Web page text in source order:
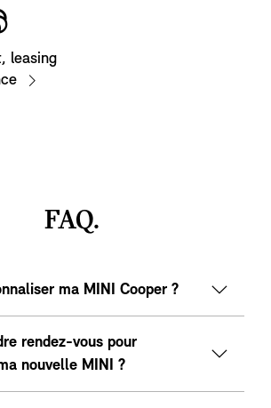
leasing
FAQ.
ma MINI Cooper ?
rendez-vous pour
nouvelle MINI ?